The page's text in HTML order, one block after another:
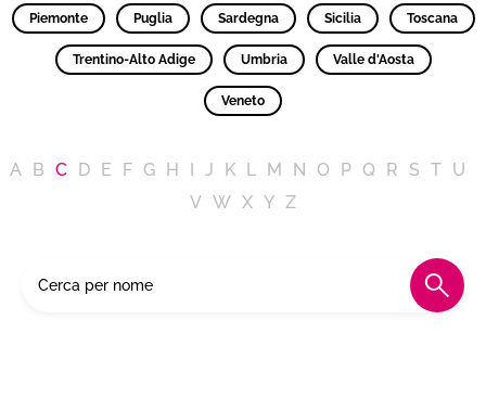
Piemonte Puglia Sardegna Sicilia Toscana
Trentino-Alto Adige Umbria Valle d'Aosta
Veneto
A B C D E F G H J K L M N O P Q R S T U
V W X Y Z